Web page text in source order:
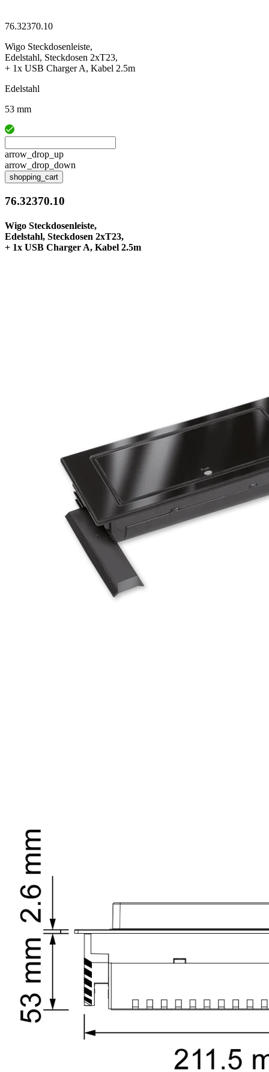
76.32370.10
Wigo Steckdosenleiste,
Edelstahl, Steckdosen 2xT23,
+ 1x USB Charger A, Kabel 2.5m
Edelstahl
53 mm
arrow_drop_up
arrow_drop_down
shopping_cart
76.32370.10
Wigo Steckdosenleiste,
Edelstahl, Steckdosen 2xT23,
+ 1x USB Charger A, Kabel 2.5m